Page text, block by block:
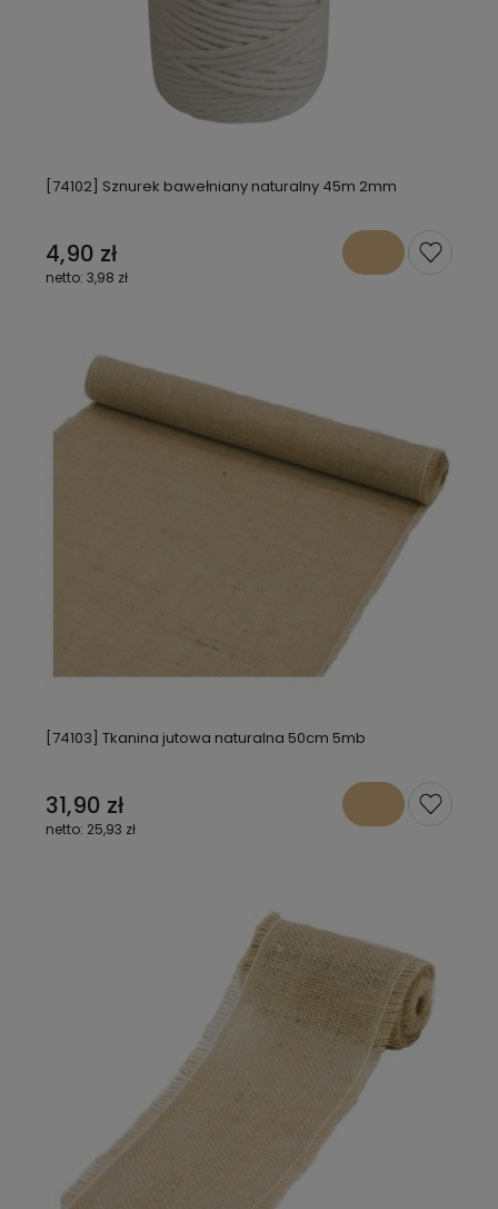
[74102] Sznurek bawełniany naturalny 45m 2mm
4,90 zł
3,98 zł
[74103] Tkanina jutowa naturalna 50cm 5mb
31,90 zł
25,93 zł